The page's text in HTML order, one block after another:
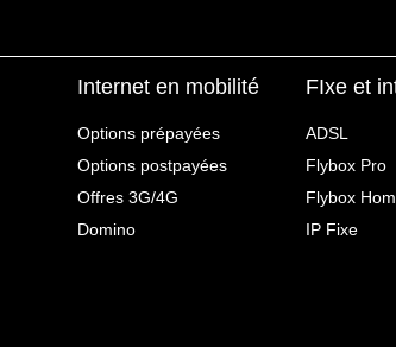
Internet en mobilité
Options prépayées
Options postpayées
Offres 3G/4G
Domino
FIxe et
ADSL
Flybox Pro
Flybox
IP Fixe